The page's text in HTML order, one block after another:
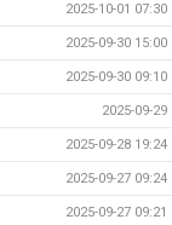
2025-10-01 07:30
2025-09-30 15:00
2025-09-30 09:10
2025-09-29
2025-09-28 19:24
2025-09-27 09:24
2025-09-27 09:21